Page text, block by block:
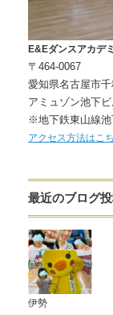
E&Eダンスアカデ
〒464-0067
愛知県名古屋市
アミュゾン池下
※地下鉄東山線
アクセス方法はこ
最近のブログ
伊勢